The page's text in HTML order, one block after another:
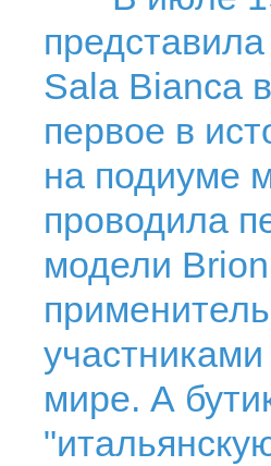
Sala Bianca
первое в
на подиуме
проводила
модели
мире. А